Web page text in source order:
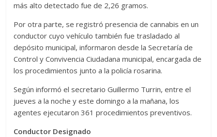
más alto detectado fue de 2,26 gramos.
Por otra parte, se registró presencia de cannabis en un
conductor cuyo vehículo también fue trasladado al
depósito municipal, informaron desde la Secretaría de
Control y Convivencia Ciudadana municipal, encargada de
los procedimientos junto a la policía rosarina.
Según informó el secretario Guillermo Turrin, entre el
jueves a la noche y este domingo a la mañana, los
agentes ejecutaron 361 procedimientos preventivos.
Conductor Designado